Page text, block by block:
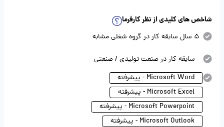
شاخص های کلیدی از نظر کارفرما
5 سال سابقه کار در گروه شغلی مشابه
سابقه کار در صنعت تولیدی / صنعتی
Microsoft Word - پیشرفته
Microsoft Excel - پیشرفته
Microsoft Powerpoint - پیشرفته
Microsoft Outlook - پیشرفته